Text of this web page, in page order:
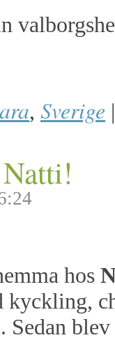
, Sverige |
hos
Sedan